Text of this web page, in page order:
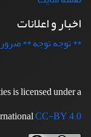
اخبار و اعلانات
** توجه توجه **
is licensed under a
CC-BY 4.0